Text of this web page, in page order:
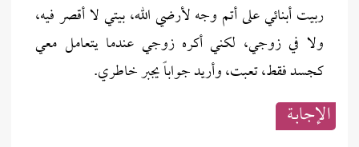
ربيت أبنائي على أتم وجه لأرضي الله، بيتي لا أقصر فيه،
ولا في زوجي، لكني أكره زوجي عندما يتعامل معي
كجسد فقط، تعبت، وأريد جواباً يجبر خاطري.
الإجابــة